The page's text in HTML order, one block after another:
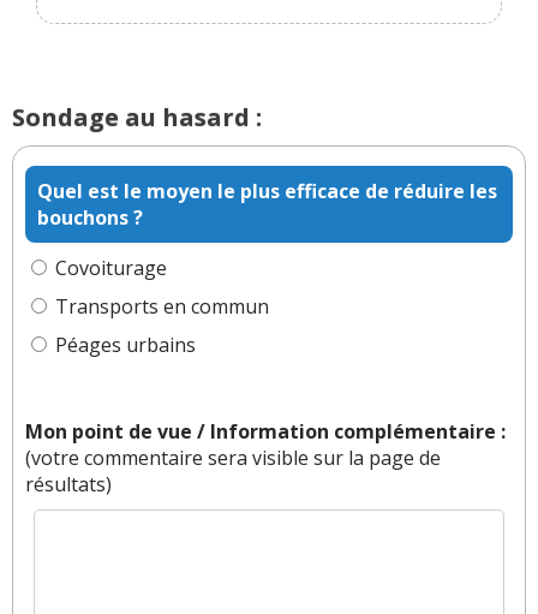
Sondage au hasard :
Quel est le moyen le plus efficace de réduire les
bouchons ?
Covoiturage
Transports en commun
Péages urbains
Mon point de vue / Information complémentaire :
(votre commentaire sera visible sur la page de
résultats)